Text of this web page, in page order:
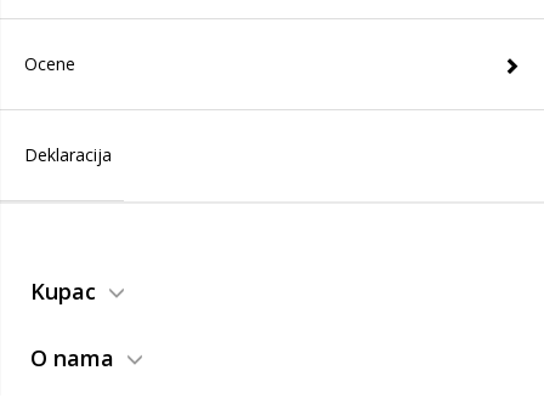
Ocene
Deklaracija
Kupac
O nama